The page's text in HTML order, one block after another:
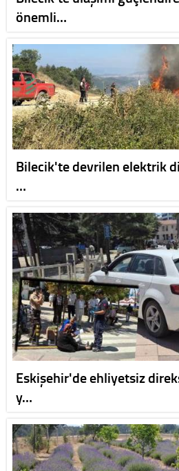
önemli…
Bilecik'te devrilen elektrik
…
Eskişehir'de ehliyetsiz
y…